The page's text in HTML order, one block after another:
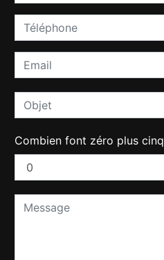
Combien font zéro plus cinq